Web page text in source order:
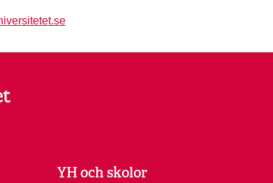
YH och skolor